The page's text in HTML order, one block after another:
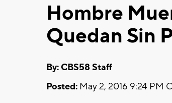
Hombre
Quedan Sin
By: CBS58 Staff
Posted: May 2, 2016 9:24 PM